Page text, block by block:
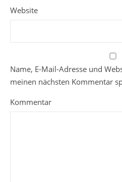
Website
Name, E-Mail-Adresse und
meinen nächsten Kommentar
Kommentar